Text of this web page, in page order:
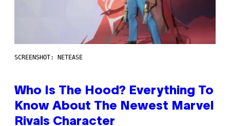
SCREENSHOT: NETEASE
Who Is The Hood? Everything To
Know About The Newest Marvel
Rivals Character